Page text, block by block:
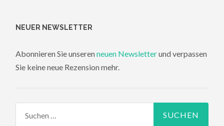
NEUER NEWSLETTER
Abonnieren Sie unserenneuen Newsletterund verpassen
Sie keine neue Rezension mehr.